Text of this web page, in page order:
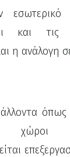
και τις
η ανάλογη
όπως